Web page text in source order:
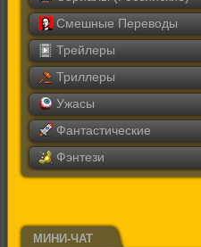
Смешные Переводы
Трейлеры
Триллеры
Ужасы
Фантастические
Фэнтези
МИНИ-ЧАТ